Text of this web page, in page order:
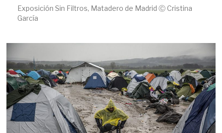
Exposición Sin Filtros, Matadero de Madrid Ⓒ Cristina
García